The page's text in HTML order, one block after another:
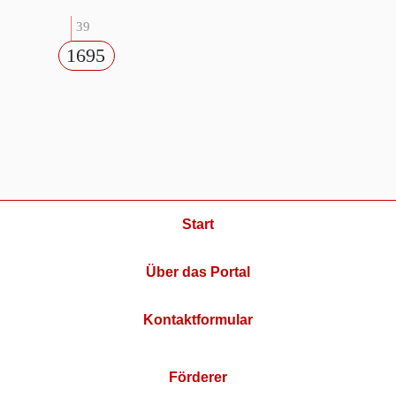
39
1695
Start
Über das Portal
Kontaktformular
Förderer